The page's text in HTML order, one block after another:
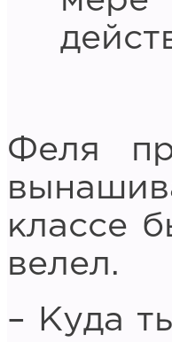
Феля
классе
велел.
– Куда